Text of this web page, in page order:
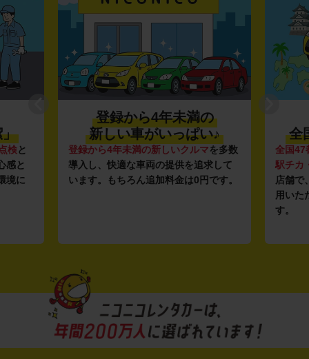
」
検と
感と
境に
登録から4年未満の
新しい車がいっぱい♪
登録から4年未満の新しいクルマを多数
導入し、快適な車両の提供を追求して
います。もちろん追加料金は0円です。
全
全国47
駅チカ
店舗で
用いた
す。